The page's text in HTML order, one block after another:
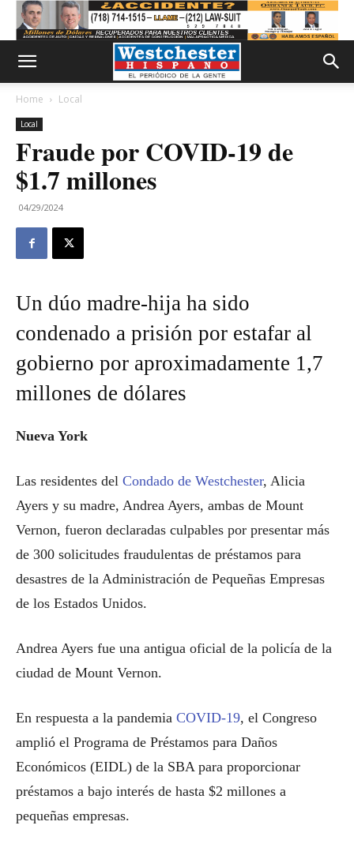
Home Local
Local
Fraude por COVID-19 de
$1.7 millones
04/29/2024
Un dúo madre-hija ha sido
condenado a prisión por estafar al
gobierno por aproximadamente 1,7
millones de dólares
Nueva York
Las residentes del Condado de Westchester, Alicia
Ayers y su madre, Andrea Ayers, ambas de Mount
Vernon, fueron declaradas culpables por presentar más
de 300 solicitudes fraudulentas de préstamos para
desastres de la Administración de Pequeñas Empresas
de los Estados Unidos.
Andrea Ayers fue una antigua oficial de la policía de la
ciudad de Mount Vernon.
En respuesta a la pandemia COVID-19, el Congreso
amplió el Programa de Préstamos para Daños
Económicos (EIDL) de la SBA para proporcionar
préstamos a bajo interés de hasta $2 millones a
pequeñas empresas.